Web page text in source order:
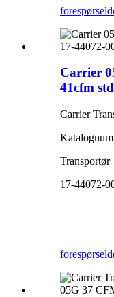
forespørsel
Carrier
41cfm
Carrier
Transportør
17-44072-
forespørsel